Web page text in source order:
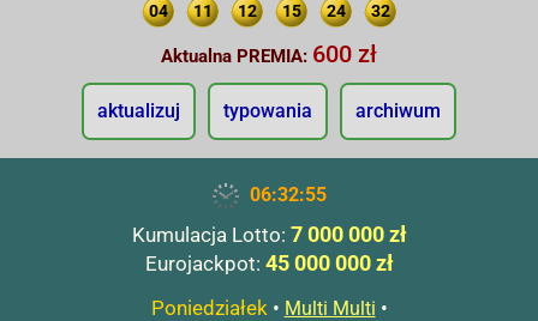
04 11 12 15 24 32
Aktualna PREMIA: 600 zł
aktualizuj typowania archiwum
06:32:55
Kumulacja Lotto: 7 000 000 zł
Eurojackpot: 45 000 000 zł
Poniedziałek• Multi Multi •